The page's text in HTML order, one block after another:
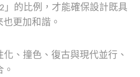
」的比例，才能確保設計既具
更加和諧。
化、撞色、復古與現代並行、